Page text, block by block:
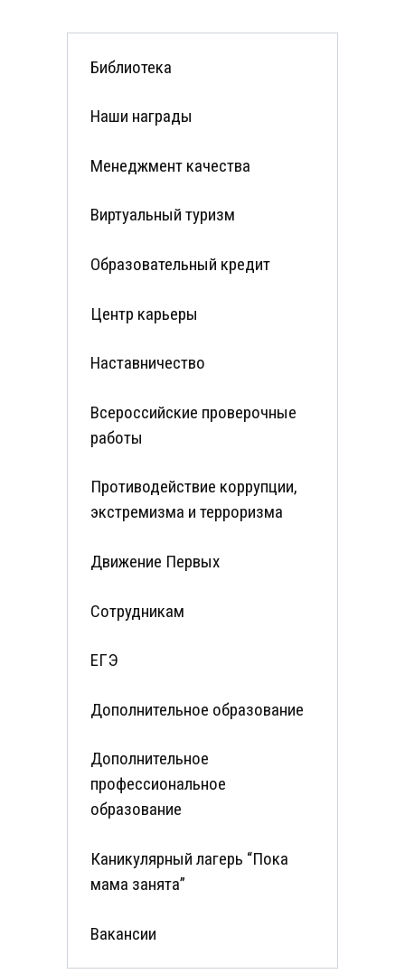
Библиотека
Наши награды
Менеджмент качества
Виртуальный туризм
Образовательный кредит
Центр карьеры
Наставничество
Всероссийские проверочные
работы
Противодействие коррупции,
экстремизма и терроризма
Движение Первых
Сотрудникам
ЕГЭ
Дополнительное образование
Дополнительное
профессиональное
образование
Каникулярный лагерь “Пока
мама занята”
Вакансии